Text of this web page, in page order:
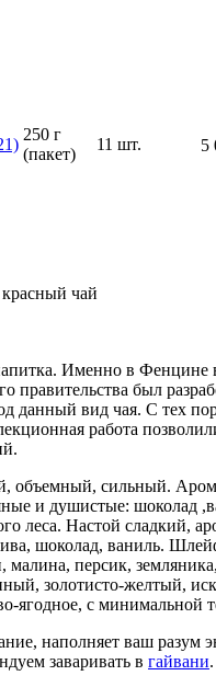
250 г
(пакет)
11 шт. 5
красный чай
Именно в Фенцине
правительства был
данный вид чая. С тех
работа
объемный, сильный.
и душистые: шоколад
леса. Настой сладкий,
шоколад, ваниль.
малина, персик,
золотисто-желтый,
ягодное, с минимальной
наполняет ваш разум
заваривать в гайвани.